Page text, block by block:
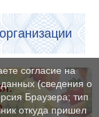
согласие на
(сведения о
Браузера; тип
откуда пришел